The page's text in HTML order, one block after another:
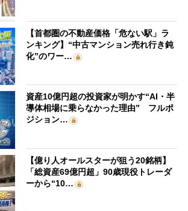
【首都圏の不動産価格「危ない駅」ラ
ンキング】“中古マンション売れ行き鈍
化”のワー…
資産10億円超の投資家が明かす“AI・半
導体相場に乗らなかった理由” フルポ
ジション…
【億り人オールスターが狙う20銘柄】
「総資産69億円超」90歳現役トレーダ
ーから“10…